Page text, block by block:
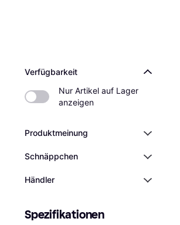
Verfügbarkeit
Nur Artikel auf Lager
anzeigen
Produktmeinung
Schnäppchen
Händler
Spezifikationen